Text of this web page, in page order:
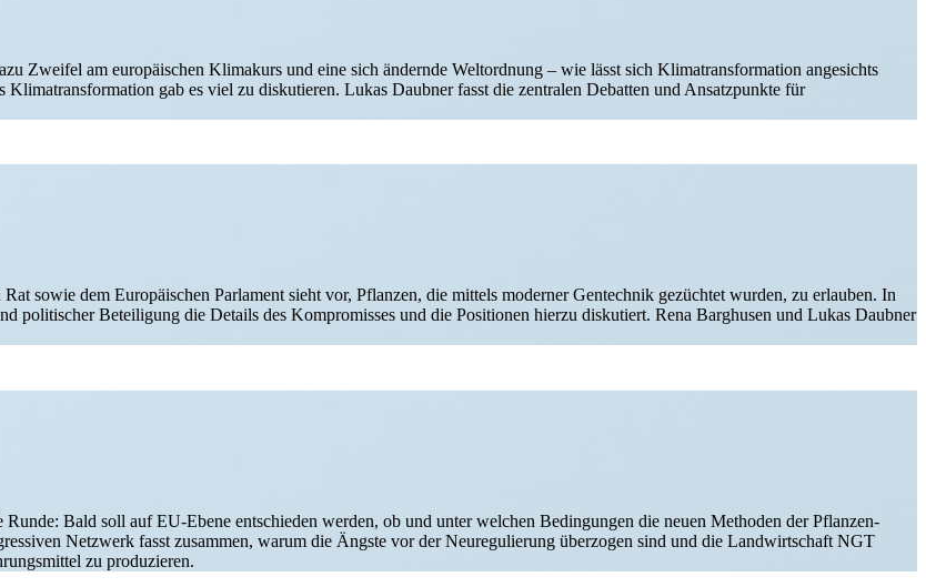
Zweifel am europäi­schen Klimakurs und eine sich ändernde Weltordnung – wie lässt sich Klima­trans­for­mation angesichts
Klima­trans­for­mation gab es viel zu disku­tieren. Lukas Daubner fasst die zentralen Debatten und Ansatz­punkte für
sowie dem Europäi­schen Parlament sieht vor, Pflanzen, die mittels moderner Gentechnik gezüchtet wurden, zu erlauben. In
politi­scher Betei­ligung die Details des Kompro­misses und die Positionen hierzu disku­tiert. Rena Barghusen und Lukas Daubner
Bald soll auf EU-Ebene entschieden werden, ob und unter welchen Bedin­gungen die neuen Methoden der Pflan­zen­
Netzwerk fasst zusammen, warum die Ängste vor der Neure­gu­lierung überzogen sind und die Landwirt­schaft NGT
zu produzieren.